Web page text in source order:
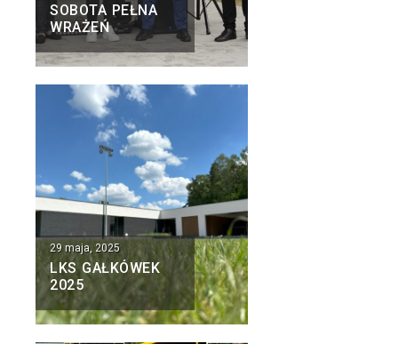
SOBOTA PEŁNA
WRAŻEŃ
29 maja, 2025
LKS GAŁKÓWEK
2025